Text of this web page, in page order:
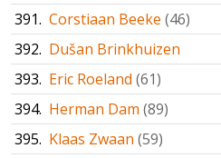
391. Corstiaan Beeke (46)
392. Dušan Brinkhuizen
393. Eric Roeland (61)
394. Herman Dam (89)
395. Klaas Zwaan (59)